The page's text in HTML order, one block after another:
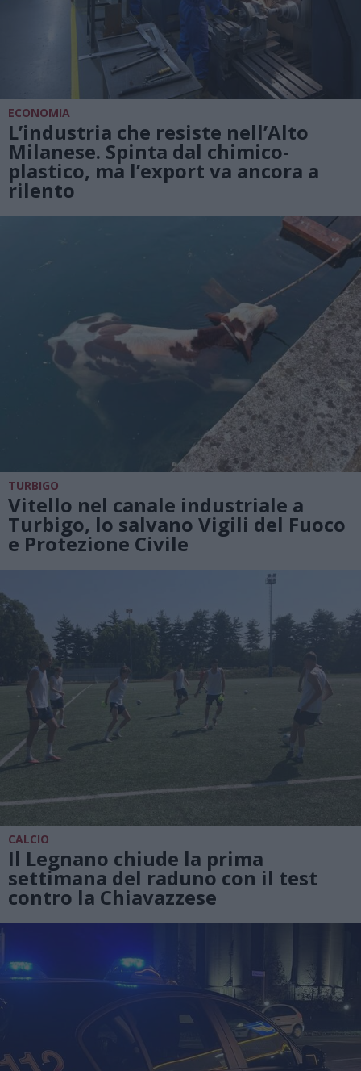
ECONOMIA
L’industria che resiste nell’Alto
Milanese. Spinta dal chimico-
plastico, ma l’export va ancora a
rilento
TURBIGO
Vitello nel canale industriale a
Turbigo, lo salvano Vigili del Fuoco
e Protezione Civile
CALCIO
Il Legnano chiude la prima
settimana del raduno con il test
contro la Chiavazzese